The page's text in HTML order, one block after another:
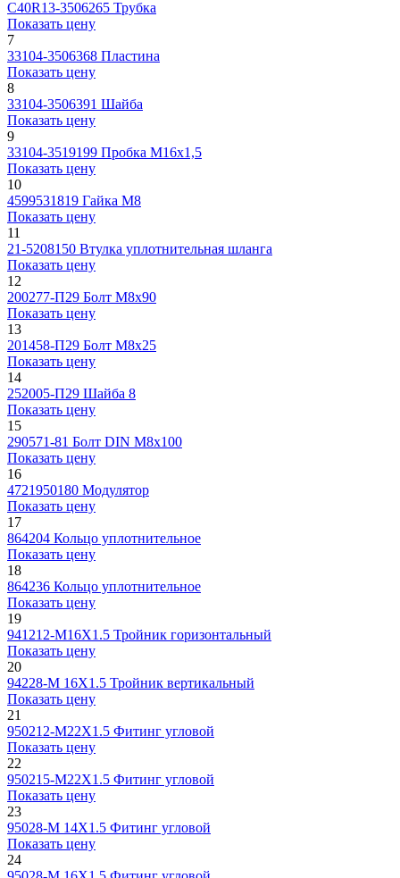
C40R13-3506265 Трубка
Показать цену
7
33104-3506368 Пластина
Показать цену
8
33104-3506391 Шайба
Показать цену
9
33104-3519199 Пробка М16х1,5
Показать цену
10
4599531819 Гайка М8
Показать цену
11
21-5208150 Втулка уплотнительная шланга
Показать цену
12
200277-П29 Болт М8х90
Показать цену
13
201458-П29 Болт М8х25
Показать цену
14
252005-П29 Шайба 8
Показать цену
15
290571-81 Болт DIN М8х100
Показать цену
16
4721950180 Модулятор
Показать цену
17
864204 Кольцо уплотнительное
Показать цену
18
864236 Кольцо уплотнительное
Показать цену
19
941212-М16Х1.5 Тройник горизонтальный
Показать цену
20
94228-М 16X1.5 Тройник вертикальный
Показать цену
21
950212-М22Х1.5 Фитинг угловой
Показать цену
22
950215-М22Х1.5 Фитинг угловой
Показать цену
23
95028-М 14X1.5 Фитинг угловой
Показать цену
24